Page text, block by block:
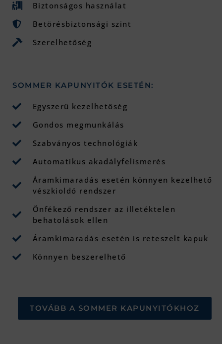
Biztonságos használat
Betörésbiztonsági szint
Szerelhetőség
SOMMER KAPUNYITÓK ESETÉN:
Egyszerű kezelhetőség
Gondos megmunkálás
Szabványos technológiák
Automatikus akadályfelismerés
Áramkimaradás esetén könnyen kezelhető
vészkioldó rendszer
Önfékező rendszer az illetéktelen
behatolások ellen
Áramkimaradás esetén is reteszelt kapuk
Könnyen beszerelhető
TOVÁBB A SOMMER KAPUNYITÓKHOZ